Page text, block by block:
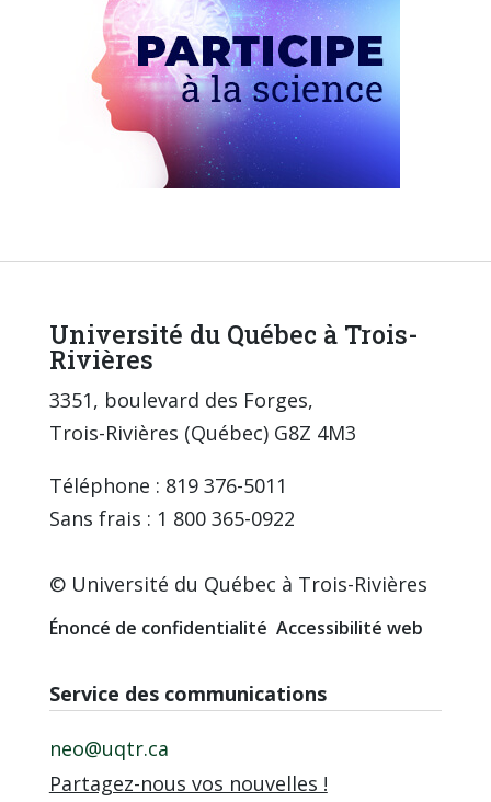
Université du Québec à Trois-
Rivières
3351, boulevard des Forges,
Trois-Rivières (Québec) G8Z 4M3
Téléphone : 819 376-5011
Sans frais : 1 800 365-0922
© Université du Québec à Trois-Rivières
Énoncé de confidentialité Accessibilité web
Service des communications
neo@uqtr.ca
Partagez-nous vos nouvelles !